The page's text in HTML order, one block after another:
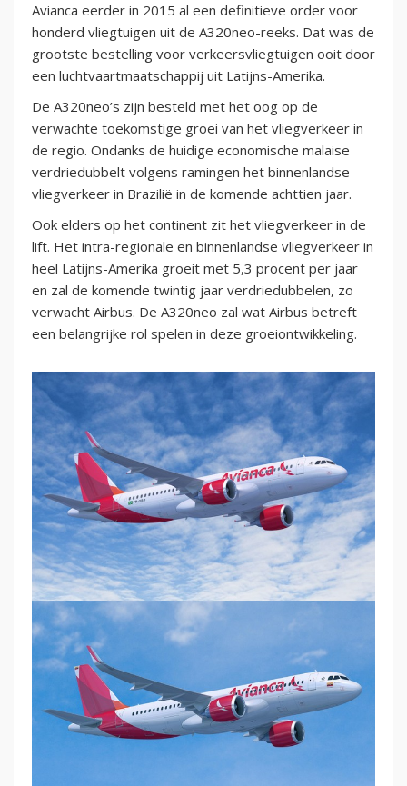
Avianca eerder in 2015 al een definitieve order voor
honderd vliegtuigen uit de A320neo-reeks. Dat was de
grootste bestelling voor verkeersvliegtuigen ooit door
een luchtvaartmaatschappij uit Latijns-Amerika.
De A320neo’s zijn besteld met het oog op de
verwachte toekomstige groei van het vliegverkeer in
de regio. Ondanks de huidige economische malaise
verdriedubbelt volgens ramingen het binnenlandse
vliegverkeer in Brazilië in de komende achttien jaar.
Ook elders op het continent zit het vliegverkeer in de
lift. Het intra-regionale en binnenlandse vliegverkeer in
heel Latijns-Amerika groeit met 5,3 procent per jaar
en zal de komende twintig jaar verdriedubbelen, zo
verwacht Airbus. De A320neo zal wat Airbus betreft
een belangrijke rol spelen in deze groeiontwikkeling.